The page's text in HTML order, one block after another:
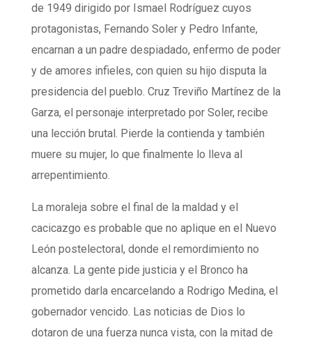
de 1949 dirigido por Ismael Rodríguez cuyos
protagonistas, Fernando Soler y Pedro Infante,
encarnan a un padre despiadado, enfermo de poder
y de amores infieles, con quien su hijo disputa la
presidencia del pueblo. Cruz Treviño Martínez de la
Garza, el personaje interpretado por Soler, recibe
una lección brutal. Pierde la contienda y también
muere su mujer, lo que finalmente lo lleva al
arrepentimiento.
La moraleja sobre el final de la maldad y el
cacicazgo es probable que no aplique en el Nuevo
León postelectoral, donde el remordimiento no
alcanza. La gente pide justicia y el Bronco ha
prometido darla encarcelando a Rodrigo Medina, el
gobernador vencido. Las noticias de Dios lo
dotaron de una fuerza nunca vista, con la mitad de